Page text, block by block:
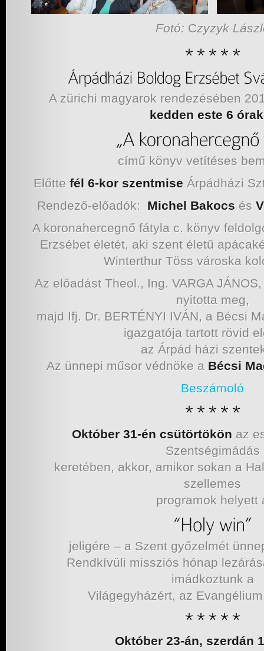
Fotó: Czyzyk
A zürichi magyarok rendezésében
kedden este 6
című könyv vetítéses
Előtte fél 6-kor szentmise Árpádházi
Rendező-előadók: Michel Bakocs és
A koronahercegnő fátyla c. könyv
Erzsébet életét, aki szent életű
Winterthur Töss városka
Az előadást Theol., Ing. VARGA
nyitotta meg,
majd Ifj. Dr. BERTÉNYI IVÁN, a Bécsi
igazgatója tartott rövid
az Árpád házi
Az ünnepi műsor védnöke a Bécsi
Beszámoló
Október 31-én csütörtökön az
Szentségimádás
keretében, akkor, amikor sokan a
szellemes
programok helyett
jeligére – a Szent győzelmét
Rendkívüli missziós hónap
imádkoztunk a
Világegyházért, az
Október 23-án, szerdán